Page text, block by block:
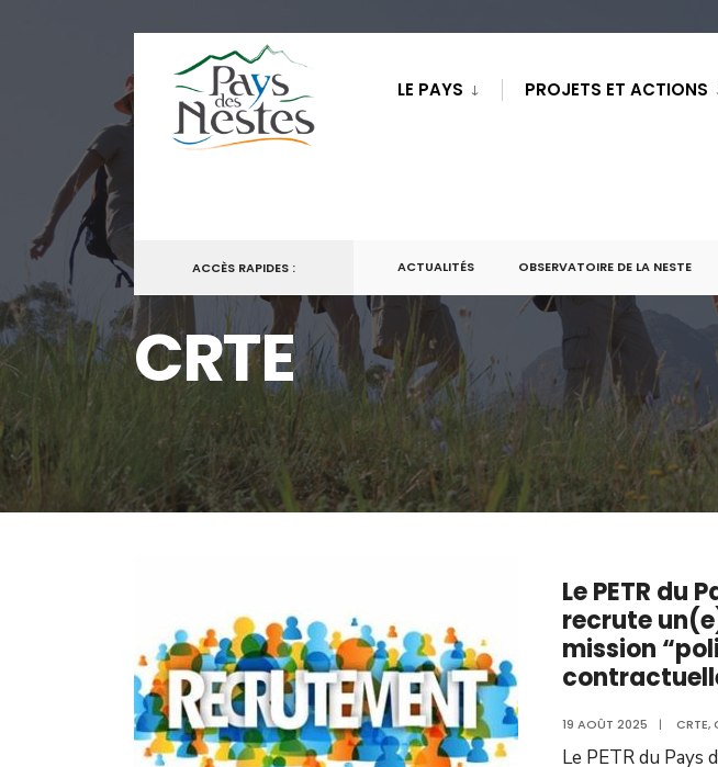
LE PAYS PROJETS ET ACTIONS
ACCÈS RAPIDES : ACTUALITÉS OBSERVATOIRE DE LA NESTE
CRTE
Le PETR du
recrute
mission
19 AOÛT 2025 | CRTE,
Le PETR du Pays